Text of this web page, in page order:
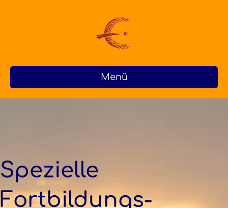
Menü
Spezielle
Fortbildungs­